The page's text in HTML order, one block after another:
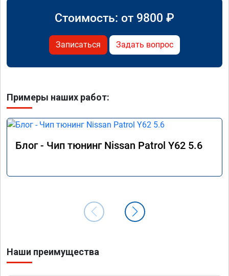
Стоимость: от 9800 ₽
Записаться Задать вопрос
Примеры наших работ:
Блог - Чип тюнинг Nissan Patrol Y62 5.6
Наши преимущества